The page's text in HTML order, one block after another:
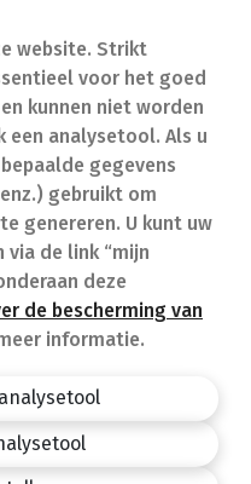
website. Strikt
voor het goed
kunnen niet worden
een analysetool. Als u
gegevens
gebruikt om
genereren. U kunt uw
de link “mijn
deze
de bescherming van
informatie.
geval van nood
vragen
policy